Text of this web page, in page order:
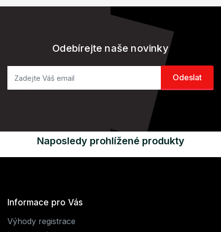
Odebírejte naše novinky
Naposledy prohlížené produkty
Informace pro Vás
Výhody registrace